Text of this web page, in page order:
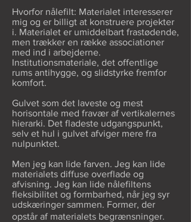
Hvorfor nålefilt: Materialet interesserer
mig og er billigt at konstruere projekter
i. Materialet er umiddelbart frastødende,
men trækker en række associationer
med ind i arbejderne.
Institutionsmateriale, det offentlige
rums antihygge, og slidstyrke fremfor
komfort.
Gulvet som det laveste og mest
horisontale med fravær af vertikalernes
hierarki. Det fladeste udgangspunkt,
selv et hul i gulvet afviger mere fra
nulpunktet.
Men jeg kan lide farven. Jeg kan lide
materialets diffuse overflade og
afvisning. Jeg kan lide nålefiltens
fleksibilitet og formbarhed, når jeg syr
udskæringer sammen. Former, der
opstår af materialets begrænsninger.